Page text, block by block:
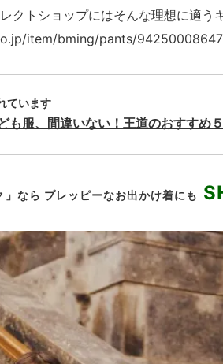
クトショップにはそんな理想に適う
item/bming/pants/94250008647/
ています
も服、間違いない！王道のおすすめ
」なら プレッピーなお出かけ着にも